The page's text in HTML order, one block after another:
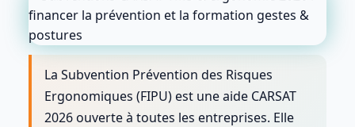
La Subvention Prévention des Risques
Ergonomiques (FIPU) est une aide CARSAT
2026 ouverte à toutes les entreprises. Elle